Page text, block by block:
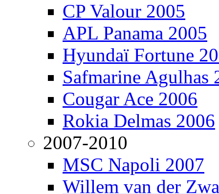
CP Valour 2005
APL Panama 2005
Hyundaï Fortune
Safmarine Agulhas
Cougar Ace 2006
Rokia Delmas 2006
2007-2010
MSC Napoli 2007
Willem van der